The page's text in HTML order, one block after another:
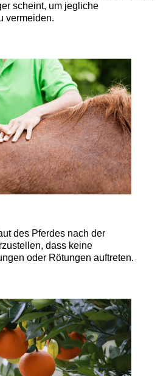
scheint, um jegliche
vermeiden.
des Pferdes nach der
dass keine
oder Rötungen auftreten.